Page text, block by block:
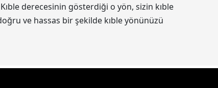
derecesinin gösterdiği o yön, sizin kıble
ve hassas bir şekilde kıble yönünüzü